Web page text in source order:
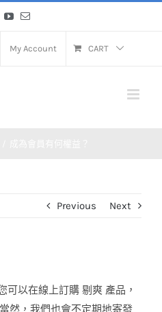
YouTube
Email
My Account CART
Previous Next
可以在線上訂購 剔爽 產品，
然，我們也會不定期地寄發